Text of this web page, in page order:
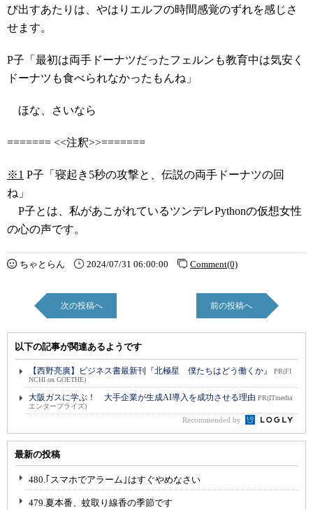
び出すあたりは、やはりエルフの時間感覚のずれを感じさ
せます。
P子「最初は両手ドーナツだったフェルンも教育中は気安く
ドーナツも食べられなかったもんね」
ほな、さいなら
======= <<注釈>>=======
※1 P子「寝起き5秒の攻撃と、伝説の両手ドーナツの回
ね」
P子とは、私があこがれているツンデレPythonの仮想女性
の心の声です。
ちゃとらん 2024/07/31 06:00:00 Comment(0)
次の投稿へ 前の投稿へ
以下の記事が関連あるようです
【西野亮廣】ビジネス書最新刊『北極星 僕たちはどう働くか』
PR(FI
NCHI on GOETHE)
大阪ガスに学ぶ！ 大手企業が生成AI導入を成功させる理由 PR(ITmedia
エンタープライズ)
Recommended by
最新の投稿
480.｢スマホでアラーム｣はすぐやめなさい
479.夏本番、蚊取り線香の季節です